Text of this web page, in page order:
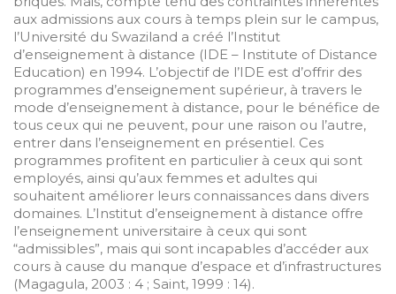
aux admissions aux cours à temps plein sur le campus,
l’Université du Swaziland a créé l’Institut
d’enseignement à distance (IDE – Institute of Distance
Education) en 1994. L’objectif de l’IDE est d’offrir des
programmes d’enseignement supérieur, à travers le
mode d’enseignement à distance, pour le bénéfice de
tous ceux qui ne peuvent, pour une raison ou l’autre,
entrer dans l’enseignement en présentiel. Ces
programmes profitent en particulier à ceux qui sont
employés, ainsi qu’aux femmes et adultes qui
souhaitent améliorer leurs connaissances dans divers
domaines. L’Institut d’enseignement à distance offre
l’enseignement universitaire à ceux qui sont
“admissibles”, mais qui sont incapables d’accéder aux
cours à cause du manque d’espace et d’infrastructures
(Magagula, 2003 : 4 ; Saint, 1999 : 14).